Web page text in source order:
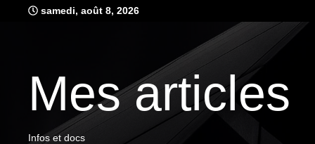
samedi, août 8, 2026
Mes articles
Infos et docs